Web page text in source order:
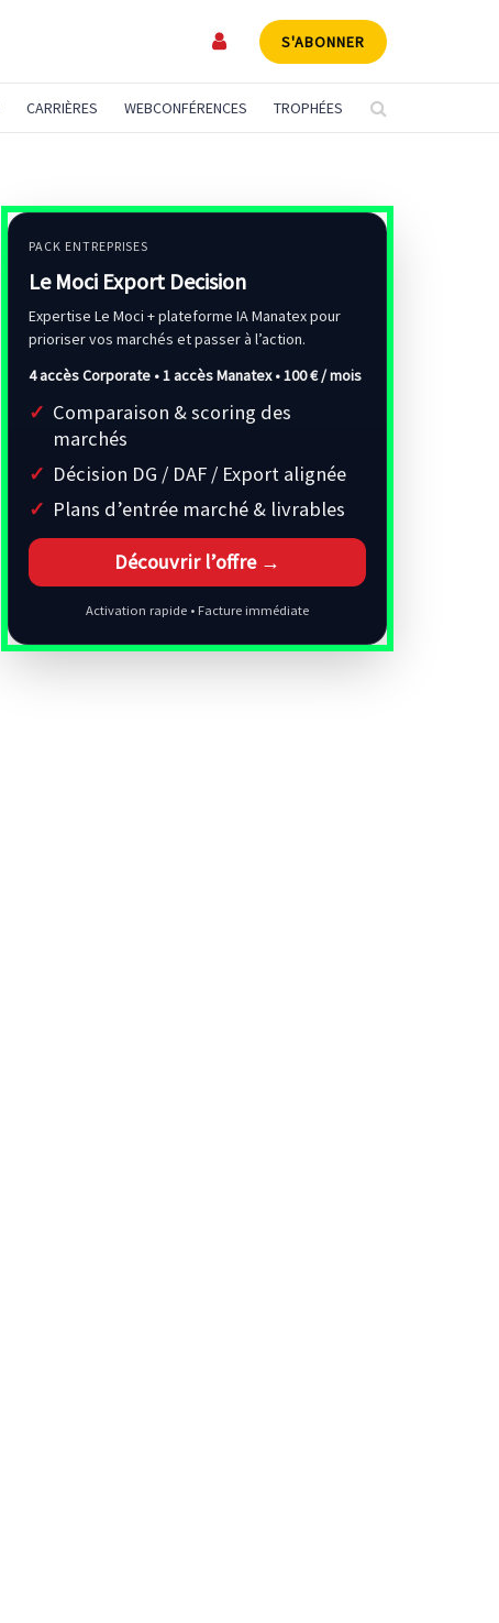
S'ABONNER
CARRIÈRES WEBCONFÉRENCES TROPHÉES
PACK ENTREPRISES
Le Moci Export Decision
Expertise Le Moci + plateforme IA Manatex pour
prioriser vos marchés et passer à l’action.
4 accès Corporate • 1 accès Manatex •100 € / mois
Comparaison & scoring des
marchés
Décision DG / DAF / Export alignée
Plans d’entrée marché & livrables
Découvrir l’offre →
Activation rapide • Facture immédiate